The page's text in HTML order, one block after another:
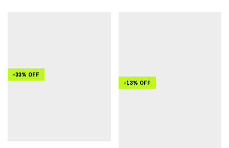
-33% OFF
-13% OFF